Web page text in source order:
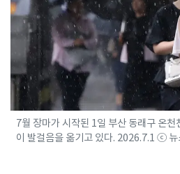
7월 장마가 시작된 1일 부산 동래구 온
이 발걸음을 옮기고 있다. 2026.7.1 ⓒ